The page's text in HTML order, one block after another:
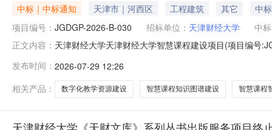
中标｜中标通知 天津市｜河西区 工程建筑 其它
中
项目编号： JGDGP-2026-B-030 招标单位： 天津财经大学
中
正文内容： 天津财经大学天津财经大学智慧课程建设项目(项目编号
2026年07月29日发布来源：天津财经大学一、项目编号
发布时间： 2026-07-29 12:26
相关产品：
数字化教学资源建设 智慧课程知识图谱建设 智慧课程